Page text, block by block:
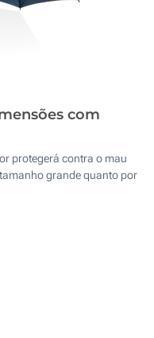
com
protegerá contra o mau
grande quanto por